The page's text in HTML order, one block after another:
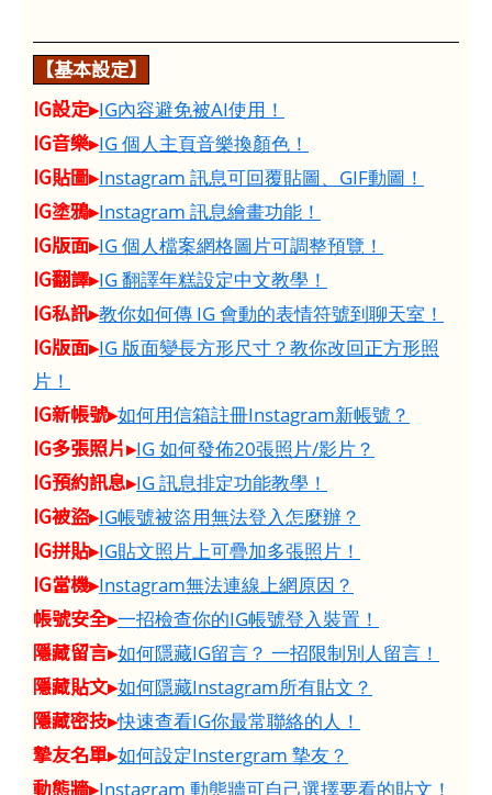
【基本設定】
IG設定▸IG內容避免被AI使用！
IG音樂▸IG 個人主頁音樂換顏色！
IG貼圖▸Instagram 訊息可回覆貼圖、GIF動圖！
IG塗鴉▸Instagram 訊息繪畫功能！
IG版面▸IG 個人檔案網格圖片可調整預覽！
IG翻譯▸IG 翻譯年糕設定中文教學！
IG私訊▸教你如何傳 IG 會動的表情符號到聊天室！
IG版面▸IG 版面變長方形尺寸？教你改回正方形照
片！
IG新帳號▸如何用信箱註冊Instagram新帳號？
IG多張照片▸IG 如何發佈20張照片/影片？
IG預約訊息▸IG 訊息排定功能教學！
IG被盜▸IG帳號被盜用無法登入怎麼辦？
IG拼貼▸IG貼文照片上可疊加多張照片！
IG當機▸Instagram無法連線上網原因？
帳號安全▸一招檢查你的IG帳號登入裝置！
隱藏留言▸如何隱藏IG留言？ 一招限制別人留言！
隱藏貼文▸如何隱藏Instagram所有貼文？
隱藏密技▸快速查看IG你最常聯絡的人！
摯友名單▸如何設定Instergram 摯友？
動態牆▸Instagram 動態牆可自己選擇要看的貼文！